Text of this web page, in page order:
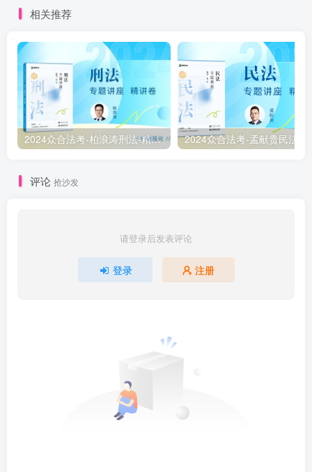
相关推荐
2024众合法考-柏浪涛刑法-精讲卷pdf电子版（附视频1-76全）
评论 抢沙发
请登录后发表评论
登录 注册